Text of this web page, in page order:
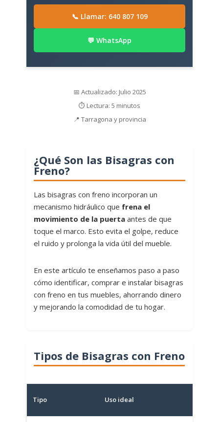
📞 Llamar: 640 807 109
💬 WhatsApp
📅 Actualizado: Julio 2025
⏱️ Lectura: 5 minutos
📍 Tarragona y provincia
¿Qué Son las Bisagras con
Freno?
Las bisagras con freno incorporan un
mecanismo hidráulico que frena el
movimiento de la puerta antes de que
toque el marco. Esto evita el golpe, reduce
el ruido y prolonga la vida útil del mueble.
En este artículo te enseñamos paso a paso
cómo identificar, comprar e instalar bisagras
con freno en tus muebles, ahorrando dinero
y mejorando la comodidad de tu hogar.
Tipos de Bisagras con Freno
Tipo Uso ideal